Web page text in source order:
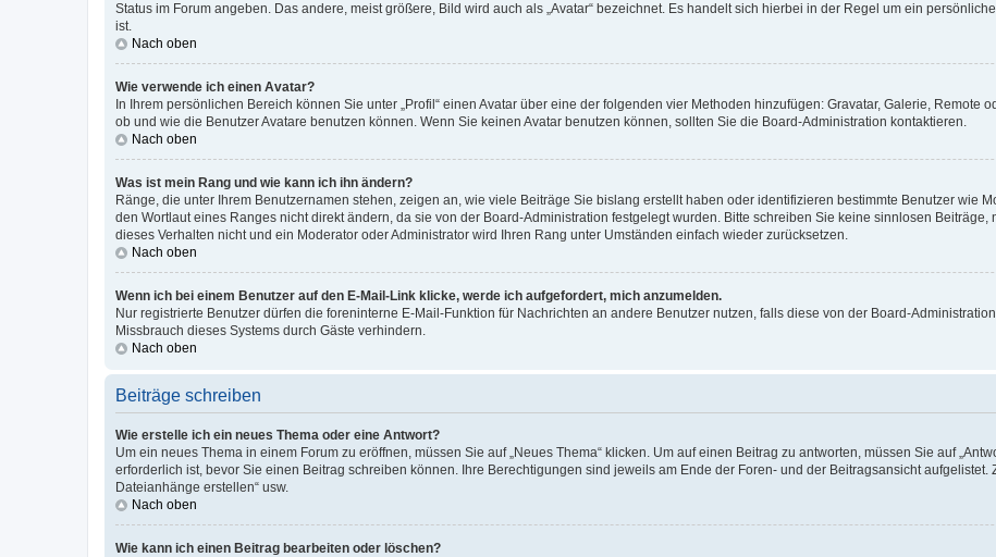
Status im Forum angeben. Das andere, meist größere, Bild wird auch als „Avatar“ bezeichnet. Es handelt sich hierbei in der Regel um ein
ist.
Nach oben
Wie verwende ich einen Avatar?
In Ihrem persönlichen Bereich können Sie unter „Profil“ einen Avatar über eine der folgenden vier Methoden hinzufügen: Gravatar, Galerie, Remote
ob und wie die Benutzer Avatare benutzen können. Wenn Sie keinen Avatar benutzen können, sollten Sie die Board-Administration kontaktieren.
Nach oben
Was ist mein Rang und wie kann ich ihn ändern?
Ränge, die unter Ihrem Benutzernamen stehen, zeigen an, wie viele Beiträge Sie bislang erstellt haben oder identifizieren bestimmte Benutzer wie
den Wortlaut eines Ranges nicht direkt ändern, da sie von der Board-Administration festgelegt wurden. Bitte schreiben Sie keine sinnlosen
dieses Verhalten nicht und ein Moderator oder Administrator wird Ihren Rang unter Umständen einfach wieder zurücksetzen.
Nach oben
Wenn ich bei einem Benutzer auf den E-Mail-Link klicke, werde ich aufgefordert, mich anzumelden.
Nur registrierte Benutzer dürfen die foreninterne E-Mail-Funktion für Nachrichten an andere Benutzer nutzen, falls diese von der Board-
Missbrauch dieses Systems durch Gäste verhindern.
Nach oben
Beiträge schreiben
Wie erstelle ich ein neues Thema oder eine Antwort?
Um ein neues Thema in einem Forum zu eröffnen, müssen Sie auf „Neues Thema“ klicken. Um auf einen Beitrag zu antworten, müssen Sie auf
erforderlich ist, bevor Sie einen Beitrag schreiben können. Ihre Berechtigungen sind jeweils am Ende der Foren- und der Beitragsansicht aufgelistet.
Dateianhänge erstellen“ usw.
Nach oben
Wie kann ich einen Beitrag bearbeiten oder löschen?